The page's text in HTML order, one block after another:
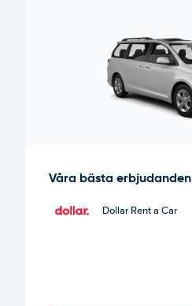
Våra bästa erbjudanden
Dollar Rent a Car